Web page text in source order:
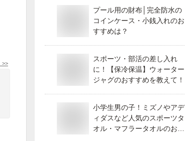
>>
プール用の財布│完全防水の
コインケース・小銭入れのお
すすめは？
スポーツ・部活の差し入れ
に！【保冷保温】ウォーター
ジャグのおすすめを教えて！
小学生男の子！ミズノやアデ
ィダスなど人気のスポーツタ
オル・マフラータオルのおす